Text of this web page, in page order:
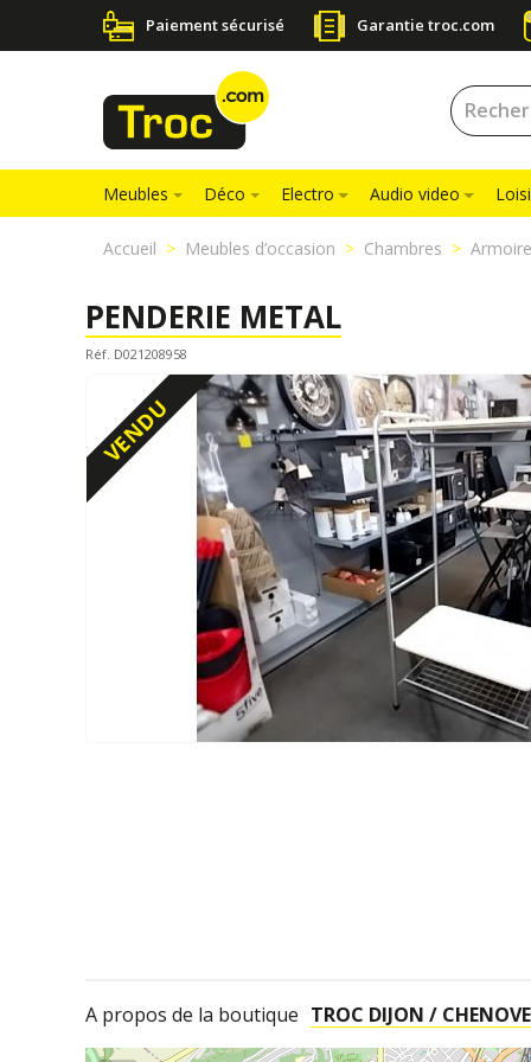
Paiement sécurisé Garantie troc.com
Meubles Déco Electro Audio video
Accueil Meubles d’occasion Chambres
PENDERIE METAL
Réf. D021208958
VENDU
A propos de la boutique TROC DIJON / CHENOVE